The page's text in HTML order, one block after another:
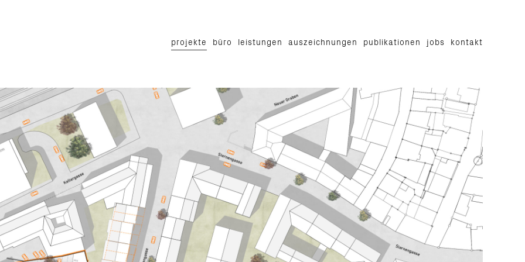
projekte büro leistungen auszeichnungen publikationen jobs kontakt